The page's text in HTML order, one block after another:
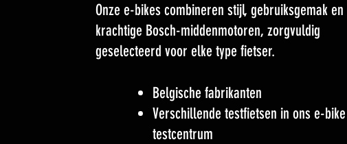
Onze e-bikes combineren stijl, gebruiksgemak en
krachtige Bosch-middenmotoren, zorgvuldig
geselecteerd voor elke type fietser.
Belgische fabrikanten
Verschillende testfietsen in ons e-bike
testcentrum